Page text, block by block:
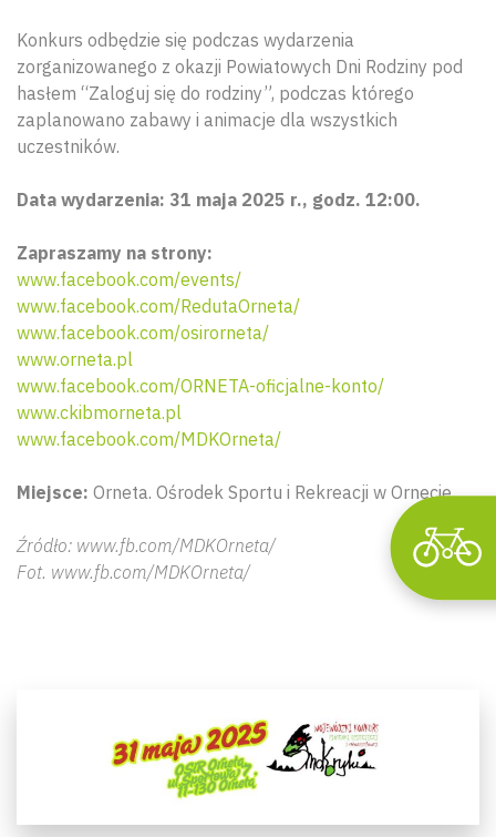
Konkurs odbędzie się podczas wydarzenia
zorganizowanego z okazji Powiatowych Dni Rodziny pod
hasłem “Zaloguj się do rodziny”, podczas którego
zaplanowano zabawy i animacje dla wszystkich
uczestników.
Data wydarzenia: 31 maja 2025 r., godz. 12:00.
Zapraszamy na strony:
www.facebook.com/events/
www.facebook.com/RedutaOrneta/
www.facebook.com/osirorneta/
www.orneta.pl
www.facebook.com/ORNETA-oficjalne-konto/
www.ckibmorneta.pl
www.facebook.com/MDKOrneta/
Miejsce: Orneta. Ośrodek Sportu i Rekreacji w Ornecie.
Źródło: www.fb.com/MDKOrneta/
Fot. www.fb.com/MDKOrneta/